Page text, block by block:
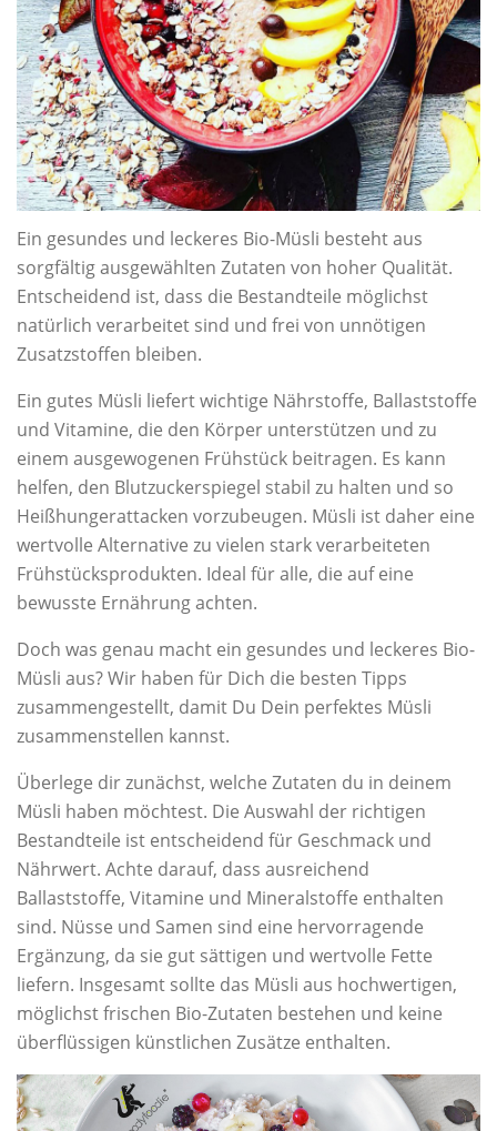
Ein gesundes und leckeres Bio-Müsli besteht aus
sorgfältig ausgewählten Zutaten von hoher Qualität.
Entscheidend ist, dass die Bestandteile möglichst
natürlich verarbeitet sind und frei von unnötigen
Zusatzstoffen bleiben.
Ein gutes Müsli liefert wichtige Nährstoffe, Ballaststoffe
und Vitamine, die den Körper unterstützen und zu
einem ausgewogenen Frühstück beitragen. Es kann
helfen, den Blutzuckerspiegel stabil zu halten und so
Heißhungerattacken vorzubeugen. Müsli ist daher eine
wertvolle Alternative zu vielen stark verarbeiteten
Frühstücksprodukten. Ideal für alle, die auf eine
bewusste Ernährung achten.
Doch was genau macht ein gesundes und leckeres Bio-
Müsli aus? Wir haben für Dich die besten Tipps
zusammengestellt, damit Du Dein perfektes Müsli
zusammenstellen kannst.
Überlege dir zunächst, welche Zutaten du in deinem
Müsli haben möchtest. Die Auswahl der richtigen
Bestandteile ist entscheidend für Geschmack und
Nährwert. Achte darauf, dass ausreichend
Ballaststoffe, Vitamine und Mineralstoffe enthalten
sind. Nüsse und Samen sind eine hervorragende
Ergänzung, da sie gut sättigen und wertvolle Fette
liefern. Insgesamt sollte das Müsli aus hochwertigen,
möglichst frischen Bio-Zutaten bestehen und keine
überflüssigen künstlichen Zusätze enthalten.